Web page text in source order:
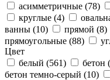
асимметричные (78)
круглые (4)
ванны (10) прямой (8)
прямоугольные (88)
Цвет
белый (561) бетон (
бетон темно-серый (10)